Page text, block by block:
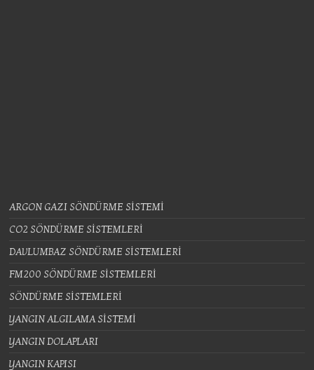
ARGON GAZI SÖNDÜRME SİSTEMİ
CO2 SÖNDÜRME SİSTEMLERİ
DAVLUMBAZ SÖNDÜRME SİSTEMLERİ
FM200 SÖNDÜRME SİSTEMLERİ
SÖNDÜRME SİSTEMLERİ
YANGIN ALGILAMA SİSTEMİ
YANGIN DOLAPLARI
YANGIN KAPISI